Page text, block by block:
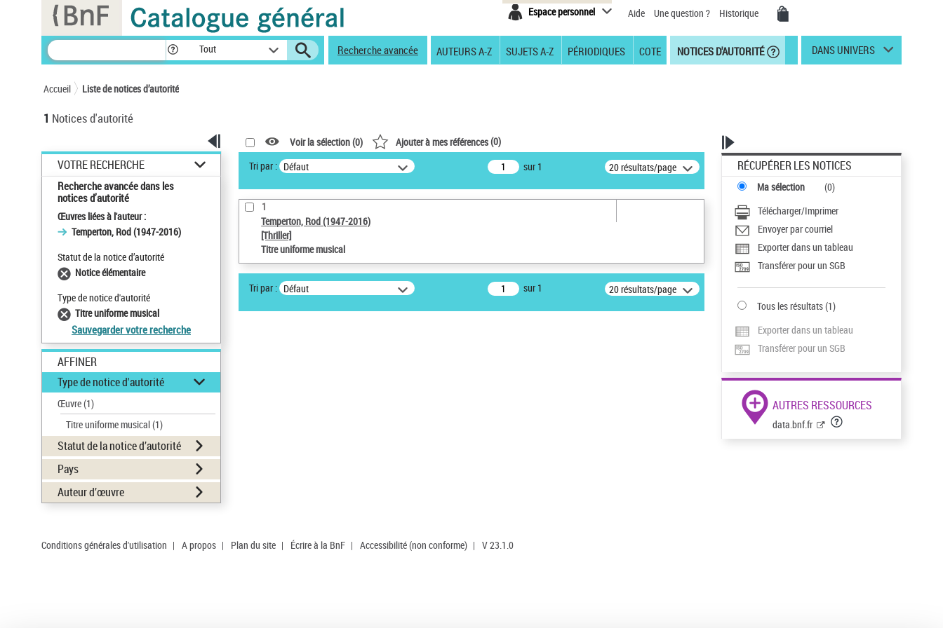
Espace personnel Aide Une question ? Historique
Tout Recherche avancée AUTEURS A-Z SUJETS A-Z PÉRIODIQUES COTE NOTICES D'AUTORITÉ DANS UNIVERS
Accueil Liste de notices d’autorité
1 Notices d'autorité
VOTRE RECHERCHE
Recherche avancée dans les
notices d’autorité
Œuvres liées à l'auteur :
Temperton, Rod (1947-2016)
Statut de la notice d’autorité
Notice élémentaire
Type de notice d'autorité
Titre uniforme musical
Sauvegarder votre recherche
AFFINER
Type de notice d'autorité
Œuvre(1)
Titre uniforme musical(1)
Statut de la notice d’autorité
Pays
Auteur d’œuvre
Voir la sélection (0) Ajouter à mes références(0)
Tri par : Défaut sur 1 20 résultats/page
1
Temperton, Rod (1947-2016)
[Thriller]
Titre uniforme musical
Tri par : Défaut sur 1 20 résultats/page
RÉCUPÉRER LES NOTICES
Ma sélection (0)
Télécharger/Imprimer
Envoyer par courriel
Exporter dans un tableau
Transférer pour un SGB
Tous les résultats(1)
Exporter dans un tableau
Transférer pour un SGB
AUTRES RESSOURCES
data.bnf.fr
Conditions générales d'utilisation | A propos | Plan du site | Écrire à la BnF | Accessibilité (non conforme) | V 23.1.0
Panneau de gestion des cookies